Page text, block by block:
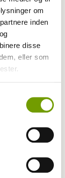
om
inden
disse
eller som